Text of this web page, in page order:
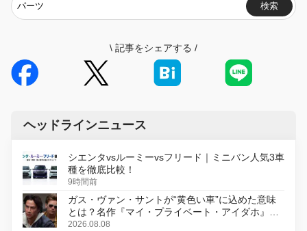
検索
\ 記事をシェアする /
ヘッドラインニュース
シエンタvsルーミーvsフリード｜ミニバン人気3車
種を徹底比較！
9時間前
ガス・ヴァン・サントが“黄色い車”に込めた意味
とは？名作『マイ・プライベート・アイダホ』が
初のデジタルリマスター版で復活
2026.08.08